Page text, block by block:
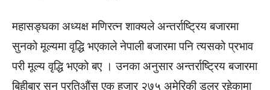
महासङ्घका अध्यक्ष मणिरत्न शाक्यले अन्तर्राष्ट्रिय बजारमा
सुनको मूल्यमा वृद्धि भएकाले नेपाली बजारमा पनि त्यसको प्रभाव
परी मूल्य वृद्धि भएको बए । उनका अनुसार अन्तर्राष्ट्रिय बजारमा
बिहीबार सुन प्रतिऔंस एक हजार २७५ अमेरिकी डलर रहेकामा